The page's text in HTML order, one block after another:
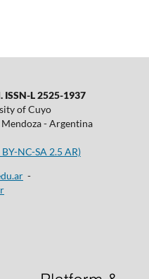
ISSN-L 2525-1937
of Cuyo
- Argentina
NC-SA 2.5 AR)
-